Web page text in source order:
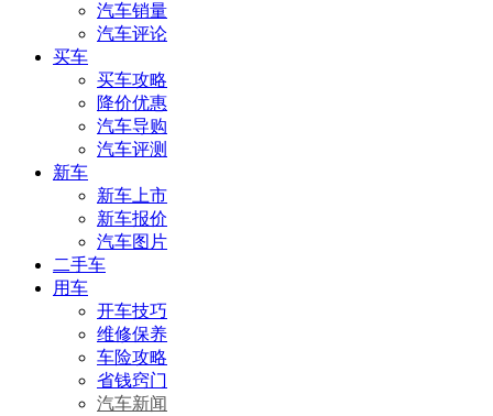
汽车销量
汽车评论
买车
买车攻略
降价优惠
汽车导购
汽车评测
新车
新车上市
新车报价
汽车图片
二手车
用车
开车技巧
维修保养
车险攻略
省钱窍门
汽车新闻